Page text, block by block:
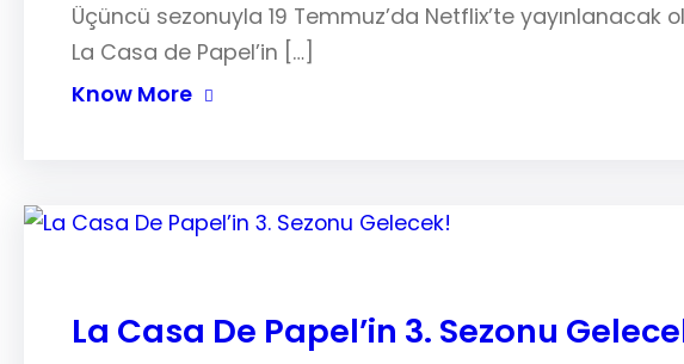
Üçüncü sezonuyla 19 Temmuz’da Netflix’te yayınlanacak
La Casa de Papel’in […]
Know More
La Casa De Papel’in 3. Sezonu